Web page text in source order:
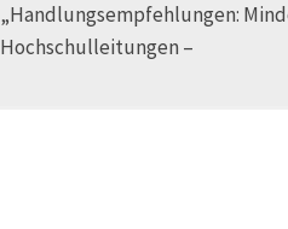
„Handlungsempfehlungen:
Hochschulleitungen –